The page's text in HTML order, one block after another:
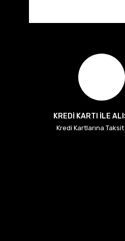
KREDİ KARTI İLE
Kredi Kartlarına Taksit